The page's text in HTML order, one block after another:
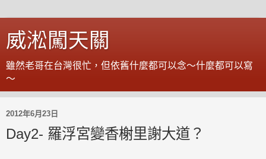
威淞闖天關
雖然老哥在台灣很忙，但依舊什麼都可以念～什麼都可以寫
～
2012年6月23日
Day2- 羅浮宮變香榭里謝大道？